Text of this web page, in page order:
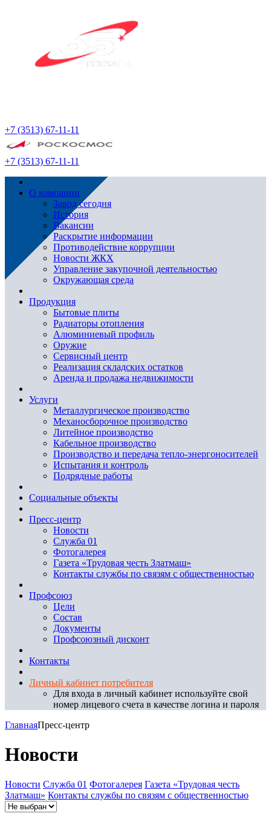
+7 (3513) 67-11-11
+7 (3513) 67-11-11
О компании
Завод сегодня
История
Вакансии
Раскрытие информации
Противодействие коррупции
Новости ЖКХ
Управление закупочной деятельностью
Окружающая среда
Продукция
Бытовые плиты
Радиаторы отопления
Алюминиевый профиль
Оружие
Сервисный центр
Реализация складских остатков
Аренда и продажа недвижимости
Услуги
Металлургическое производство
Механосборочное производство
Литейное производство
Кабельное производство
Производство и передача тепло-энергоносителей
Испытания и контроль
Подрядные работы
Социальные объекты
Пресс-центр
Новости
Служба 01
Фотогалерея
Газета «Трудовая честь Златмаш»
Контакты службы по связям с общественностью
Профсоюз
Цели
Состав
Документы
Профсоюзный дисконт
Контакты
Личный кабинет потребителя
Для входа в личный кабинет используйте свой
номер лицевого счета в качестве логина и пароля
ГлавнаяПресс-центр
Новости
Новости Служба 01 Фотогалерея Газета «Трудовая честь
Златмаш» Контакты службы по связям с общественностью